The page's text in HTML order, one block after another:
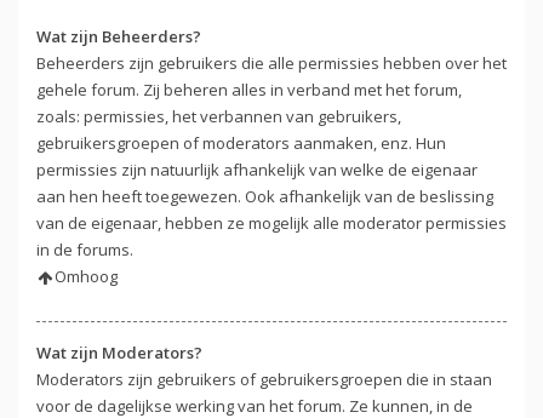
Wat zijn Beheerders?
Beheerders zijn gebruikers die alle permissies hebben over het
gehele forum. Zij beheren alles in verband met het forum,
zoals: permissies, het verbannen van gebruikers,
gebruikersgroepen of moderators aanmaken, enz. Hun
permissies zijn natuurlijk afhankelijk van welke de eigenaar
aan hen heeft toegewezen. Ook afhankelijk van de beslissing
van de eigenaar, hebben ze mogelijk alle moderator permissies
in de forums.
Omhoog
Wat zijn Moderators?
Moderators zijn gebruikers of gebruikersgroepen die in staan
voor de dagelijkse werking van het forum. Ze kunnen, in de